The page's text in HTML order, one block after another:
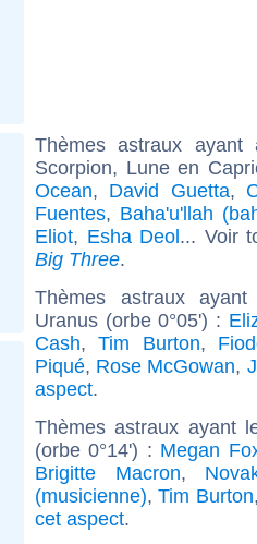
Thèmes astraux
Scorpion, Lune en
Ocean, David Guetta,
Fuentes, Baha'u'llah
Eliot, Esha Deol... Voir
Big Three.
Thèmes astraux
Uranus (orbe 0°05') :
Cash,Tim Burton,
Piqué, Rose McGowan,
aspect.
Thèmes astraux ayant
(orbe 0°14') : Megan
Brigitte Macron,
(musicienne),Tim Burton
cet aspect.